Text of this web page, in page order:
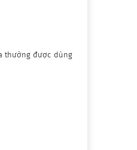
thường được dùng